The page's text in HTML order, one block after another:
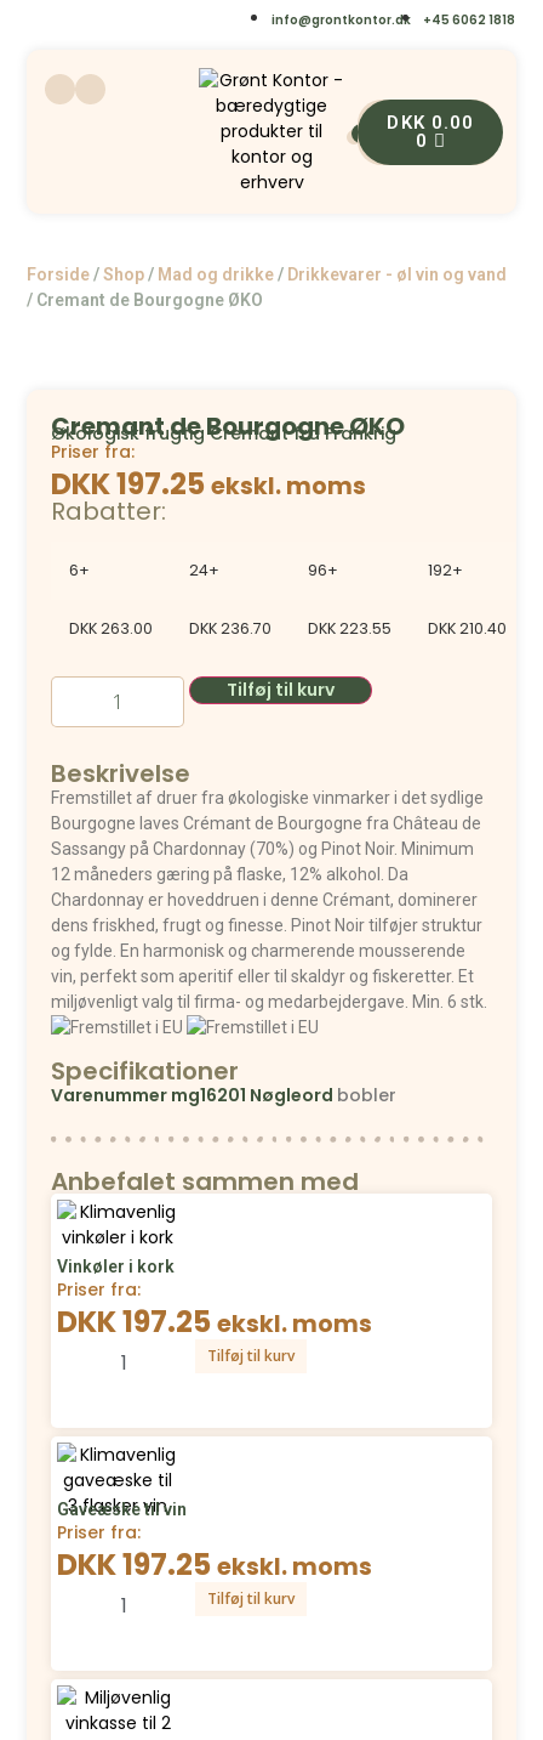
info@grontkontor.dk +45 6062 1818
0 DKK 0.00
0
Forside/Shop/ Mad og drikke/ Drikkevarer - øl vin og vand
/ Cremant de Bourgogne ØKO
Cremant de Bourgogne ØKO
Økologisk frugtig Cremant fra Frankrig
Priser fra:
DKK 197.25ekskl. moms
Rabatter:
6+ 24+ 96+ 192+
DKK263.00 DKK236.70 DKK223.55 DKK210.40
Tilføj til kurv
Beskrivelse
Fremstillet af druer fra økologiske vinmarker i det sydlige
Bourgogne laves Crémant de Bourgogne fra Château de
Sassangy på Chardonnay (70%) og Pinot Noir. Minimum
12 måneders gæring på flaske, 12% alkohol. Da
Chardonnay er hoveddruen i denne Crémant, dominerer
dens friskhed, frugt og finesse. Pinot Noir tilføjer struktur
og fylde. En harmonisk og charmerende mousserende
vin, perfekt som aperitif eller til skaldyr og fiskeretter. Et
miljøvenligt valg til firma- og medarbejdergave. Min. 6 stk.
Specifikationer
Varenummer mg16201 Nøgleord bobler
Anbefalet sammen med
Vinkøler i kork
Priser fra:
DKK 197.25ekskl. moms
Tilføj til kurv
Gaveæske til vin
Priser fra:
DKK 197.25ekskl. moms
Tilføj til kurv